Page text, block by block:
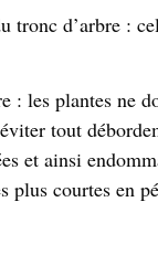
tronc d’arbre :
: les plantes ne
tout
et ainsi
plus courtes en